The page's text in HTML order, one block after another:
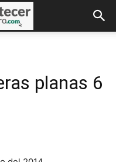
planas 6